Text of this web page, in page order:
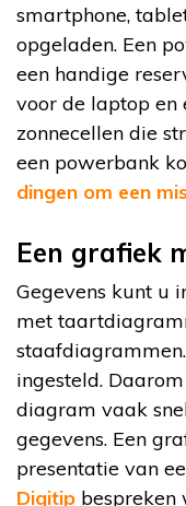
smartphone,
opgeladen. Een
een handige
voor de laptop en
zonnecellen die
een powerbank
dingen om een
Een grafiek
Gegevens kunt u
met
ingesteld.
diagram vaak
gegevens. Een
presentatie van
Digitip